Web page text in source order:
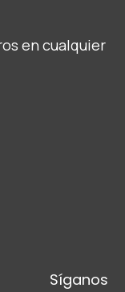
en cualquier
Síganos